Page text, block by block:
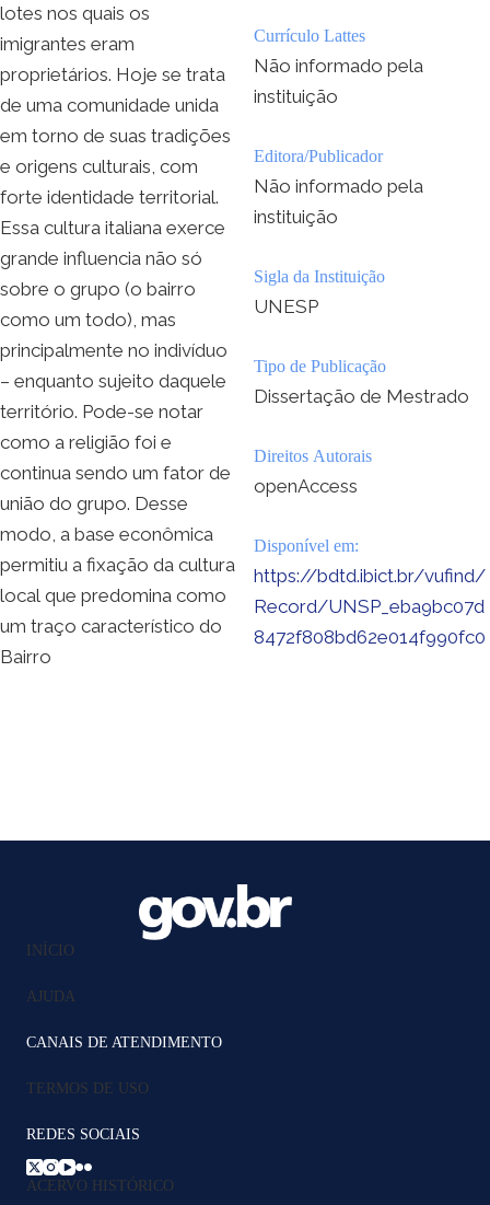
lotes nos quais os
imigrantes eram
proprietários. Hoje se trata
de uma comunidade unida
em torno de suas tradições
e origens culturais, com
forte identidade territorial.
Essa cultura italiana exerce
grande influencia não só
sobre o grupo (o bairro
como um todo), mas
principalmente no indivíduo
– enquanto sujeito daquele
território. Pode-se notar
como a religião foi e
continua sendo um fator de
união do grupo. Desse
modo, a base econômica
permitiu a fixação da cultura
local que predomina como
um traço característico do
Bairro
Currículo Lattes
Não informado pela
instituição
Editora/Publicador
Não informado pela
instituição
Sigla da Instituição
UNESP
Tipo de Publicação
Dissertação de Mestrado
Direitos Autorais
openAccess
Disponível em:
https://bdtd.ibict.br/vufind/
Record/UNSP_eba9bc07d
8472f808bd62e014f990fc0
INÍCIO
AJUDA
CANAIS DE ATENDIMENTO
TERMOS DE USO
REDES SOCIAIS
ACERVO HISTÓRICO